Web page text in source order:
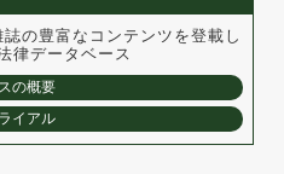
の豊富なコンテンツを登載し
律データベース
の概要
イアル